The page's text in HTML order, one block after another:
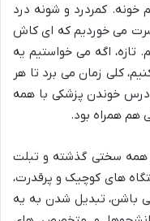
خونه. کمردرد و شونه درد
می خوردیم که ای کاش
تازه، اگه می خواستیم یه
کلی زمان می برد تا هر
درس خوندن پزشکی با همه
هم همراه بود.
همه سختی گذشته و تبلت
های کوچیک و پرقدرت،
باشن، تبدیل شدن به یه